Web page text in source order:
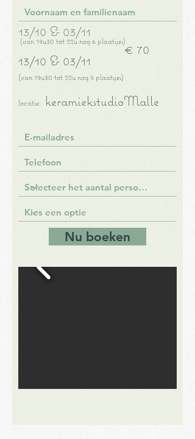
13/10 & 03/11
(van 19u30 tot 22u nog 6 plaatsjes)
€ 70
13/10 & 03/11
(van 19u30 tot 22u nog 5 plaatsjes)
locatie: keramiekstudioMalle
Nu boeken